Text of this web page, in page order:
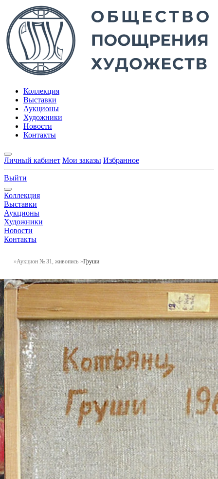
Коллекция
Выставки
Аукционы
Художники
Новости
Контакты
Личный кабинет Мои заказы Избранное
Выйти
Коллекция
Выставки
Аукционы
Художники
Новости
Контакты
Аукцион № 31, живопись Груши